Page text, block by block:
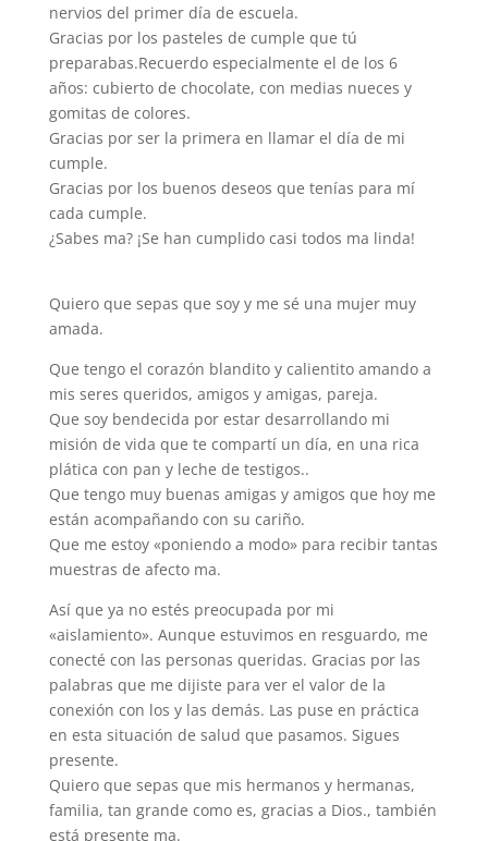
nervios del primer día de escuela.
Gracias por los pasteles de cumple que tú
preparabas.Recuerdo especialmente el de los 6
años: cubierto de chocolate, con medias nueces y
gomitas de colores.
Gracias por ser la primera en llamar el día de mi
cumple.
Gracias por los buenos deseos que tenías para mí
cada cumple.
¿Sabes ma? ¡Se han cumplido casi todos ma linda!
Quiero que sepas que soy y me sé una mujer muy
amada.
Que tengo el corazón blandito y calientito amando a
mis seres queridos, amigos y amigas, pareja.
Que soy bendecida por estar desarrollando mi
misión de vida que te compartí un día, en una rica
plática con pan y leche de testigos..
Que tengo muy buenas amigas y amigos que hoy me
están acompañando con su cariño.
Que me estoy «poniendo a modo» para recibir tantas
muestras de afecto ma.
Así que ya no estés preocupada por mi
«aislamiento». Aunque estuvimos en resguardo, me
conecté con las personas queridas. Gracias por las
palabras que me dijiste para ver el valor de la
conexión con los y las demás. Las puse en práctica
en esta situación de salud que pasamos. Sigues
presente.
Quiero que sepas que mis hermanos y hermanas,
familia, tan grande como es, gracias a Dios., también
está presente ma.